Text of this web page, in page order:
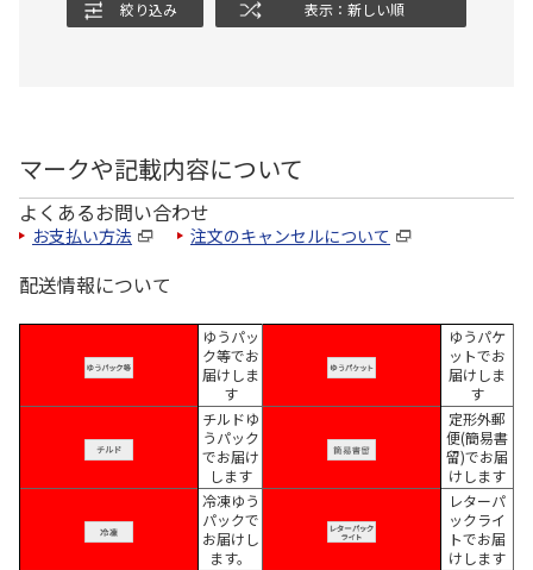
絞り込み 表示：新しい順
マークや記載内容について
よくあるお問い合わせ
お支払い方法 注文のキャンセルについて
配送情報について
ゆうパッ
ク等でお
届けしま
す
ゆうパケ
ットでお
届けしま
す
チルドゆ
うパック
でお届け
します
定形外郵
便(簡易書
留)でお届
けします
冷凍ゆう
パックで
お届けし
ます。
レターパ
ックライ
トでお届
けします